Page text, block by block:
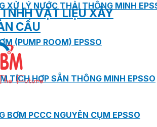
XỬ LÝ NƯỚC THẢI THÔNG MINH
(PUMP ROOM) EPSSO
TÍCH HỢP SẴN THÔNG MINH EPSSO
BƠM PCCC NGUYÊN CỤM EPSSO
VẬT LIỆU XÂY
CẦU